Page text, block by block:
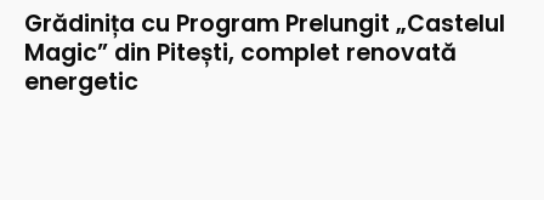
Grădinița cu Program Prelungit „Castelul
Magic” din Pitești, complet renovată
energetic